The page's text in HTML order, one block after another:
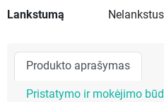
Lankstumą Nelankstus
Produkto aprašymas
Pristatymo ir mokėjimo